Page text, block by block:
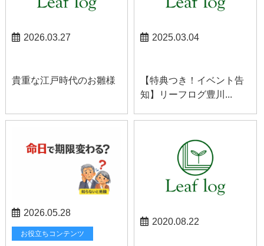
2026.03.27
貴重な江戸時代のお雛様
2025.03.04
【特典つき！イベント告
知】リーフログ豊川...
2026.05.28
お役立ちコンテンツ
2020.08.22